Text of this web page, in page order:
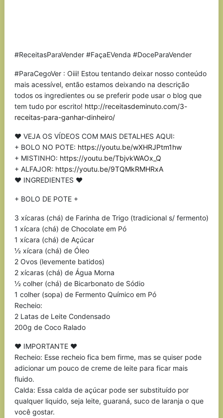
#ReceitasParaVender #FaçaEVenda #DoceParaVender
#ParaCegoVer : Oiii! Estou tentando deixar nosso conteúdo
mais acessível, então estamos deixando na descrição
todos os ingredientes ou se preferir pode usar o blog que
tem tudo por escrito! http://receitasdeminuto.com/3-
receitas-para-ganhar-dinheiro/
♥ VEJA OS VÍDEOS COM MAIS DETALHES AQUI:
+ BOLO NO POTE: https://youtu.be/wXHRJPtm1hw
+ MISTINHO: https://youtu.be/TbjvkWAOx_Q
+ ALFAJOR: https://youtu.be/9TQMkRMHRxA
♥ INGREDIENTES ♥
+ BOLO DE POTE +
3 xícaras (chá) de Farinha de Trigo (tradicional s/ fermento)
1 xícara (chá) de Chocolate em Pó
1 xícara (chá) de Açúcar
½ xícara (chá) de Óleo
2 Ovos (levemente batidos)
2 xícaras (chá) de Água Morna
½ colher (chá) de Bicarbonato de Sódio
1 colher (sopa) de Fermento Químico em Pó
Recheio:
2 Latas de Leite Condensado
200g de Coco Ralado
♥ IMPORTANTE ♥
Recheio: Esse recheio fica bem firme, mas se quiser pode
adicionar um pouco de creme de leite para ficar mais
fluido.
Calda: Essa calda de açúcar pode ser substituído por
qualquer liquido, seja leite, guaraná, suco de laranja o que
você gostar.